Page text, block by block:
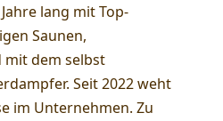
lang mit Top-
Saunen,
dem selbst
Seit 2022 weht
im Unternehmen. Zu